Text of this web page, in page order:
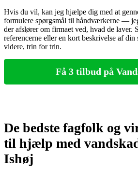
Hvis du vil, kan jeg hjælpe dig med at
formulere spørgsmål til håndværkerne —
der afslører om firmaet ved, hvad de laver.
referencerne eller en kort beskrivelse af din
videre, trin for trin.
Få 3 tilbud på
De bedste fagfolk og
til hjælp med
Ishøj